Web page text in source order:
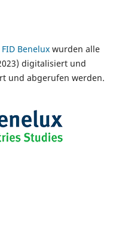
FID Benelux wurden alle
digitalisiert und
und abgerufen werden.